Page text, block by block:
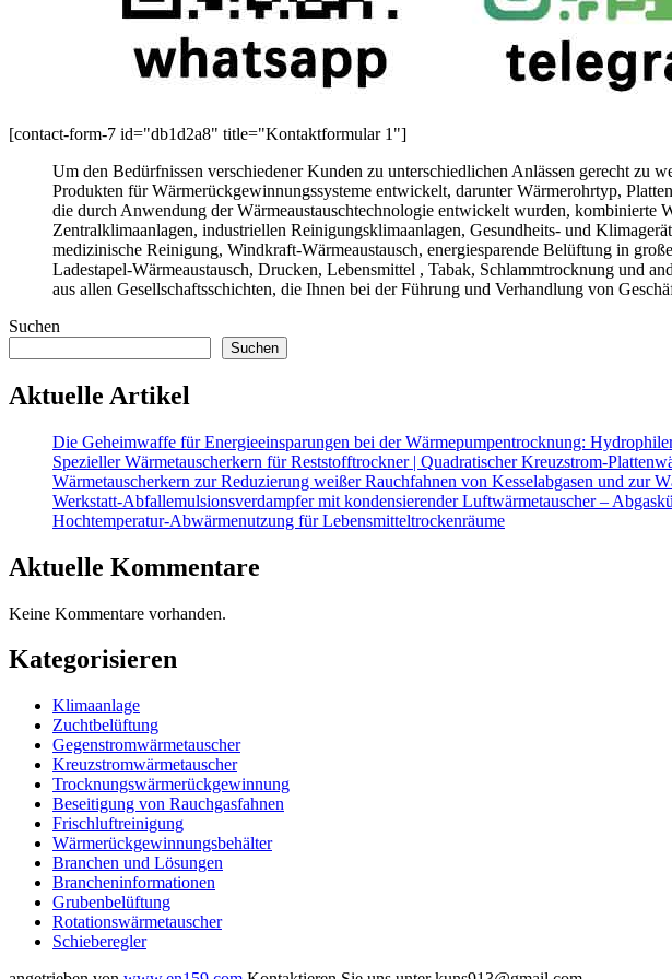
[contact-form-7 id="db1d2a8" title="Kontaktformular 1"]
Um den Bedürfnissen verschiedener Kunden zu unterschiedlichen Anlässen gerecht
Produkten für Wärmerückgewinnungssysteme entwickelt, darunter Wärmerohrtyp,
die durch Anwendung der Wärmeaustauschtechnologie entwickelt wurden, kombinierte
Zentralklimaanlagen, industriellen Reinigungsklimaanlagen, Gesundheits- und
medizinische Reinigung, Windkraft-Wärmeaustausch, energiesparende Belüftung in
Ladestapel-Wärmeaustausch, Drucken, Lebensmittel , Tabak, Schlammtrocknung und
aus allen Gesellschaftsschichten, die Ihnen bei der Führung und Verhandlung von
Suchen
Suchen
Aktuelle Artikel
Die Geheimwaffe für Energieeinsparungen bei der Wärmepumpentrocknung:
Spezieller Wärmetauscherkern für Reststofftrockner | Quadratischer Kreuzstrom-
Wärmetauscherkern zur Reduzierung weißer Rauchfahnen von Kesselabgasen und zur
Werkstatt-Abfallemulsionsverdampfer mit kondensierender Luftwärmetauscher –
Hochtemperatur-Abwärmenutzung für Lebensmitteltrockenräume
Aktuelle Kommentare
Keine Kommentare vorhanden.
Kategorisieren
Klimaanlage
Zuchtbelüftung
Gegenstromwärmetauscher
Kreuzstromwärmetauscher
Trocknungswärmerückgewinnung
Beseitigung von Rauchgasfahnen
Frischluftreinigung
Wärmerückgewinnungsbehälter
Branchen und Lösungen
Brancheninformationen
Grubenbelüftung
Rotationswärmetauscher
Schieberegler